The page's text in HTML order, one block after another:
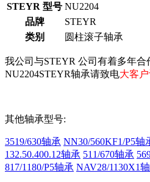
STEYR 型号 NU2204
品牌
STEYR
类别
圆柱滚子轴承
我公司与STEYR 公司有着多年
NU2204STEYR轴承请致电大客户
其他轴承型号:
3519/630轴承 NN30/560KF1/P5轴
132.50.400.12轴承 511/670轴承
817/1180/P5轴承 NAV28/1130X1